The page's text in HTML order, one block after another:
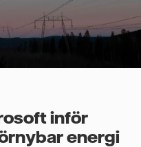
inför
energi